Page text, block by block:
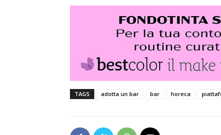
TAGS adotta un bar bar horeca